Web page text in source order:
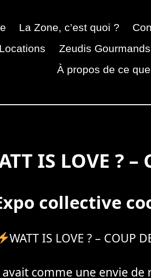
La Zone, c’est quoi ?
Locations
Zeudis
À propos de ce
IS LOVE ? –
collective
WATT IS LOVE ? – COUP
comme une envie